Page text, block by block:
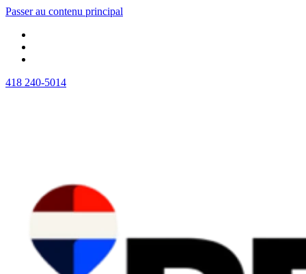
Passer au contenu principal
418 240-5014